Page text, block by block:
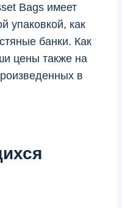
Bags имеет
упаковкой, как
банки. Как
цены также на
в